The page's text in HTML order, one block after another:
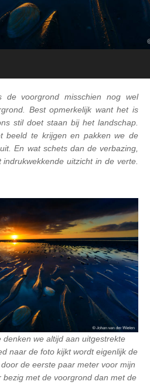
de voorgrond misschien nog wel
Best opmerkelijk want het is
stil doet staan bij het landschap.
beeld te krijgen en pakken we de
En wat schets dan de verbazing,
uitzicht in de verte.
denken we altijd aan uitgestrekte
naar de foto kijkt wordt eigenlijk de
de eerste paar meter voor mijn
bezig met de voorgrond dan met de